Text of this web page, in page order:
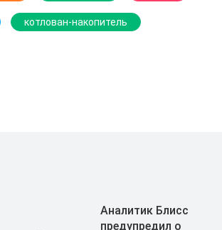
котлован-накопитель
Аналитик Блисс
предупредил о